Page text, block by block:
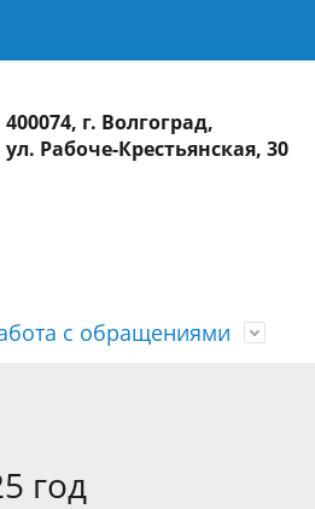
400074, г. Волгоград,
ул. Рабоче-Крестьянская, 30
бюджетных средств
с обращениями
год